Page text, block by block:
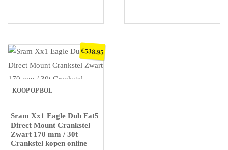
KOOP OP BOL
Sram Xx1 Eagle Dub Fat5
Direct Mount Crankstel
Zwart 170 mm / 30t
Crankstel kopen online
€538.95